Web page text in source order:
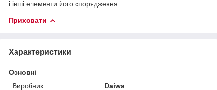
і інші елементи його спорядження.
Приховати
Характеристики
Основні
Виробник
Daiwa